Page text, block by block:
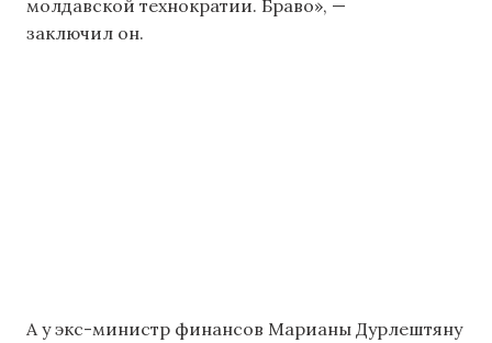
молдавской технократии. Браво», —
заключил он.
А у экс-министр финансов Марианы Дурлештяну